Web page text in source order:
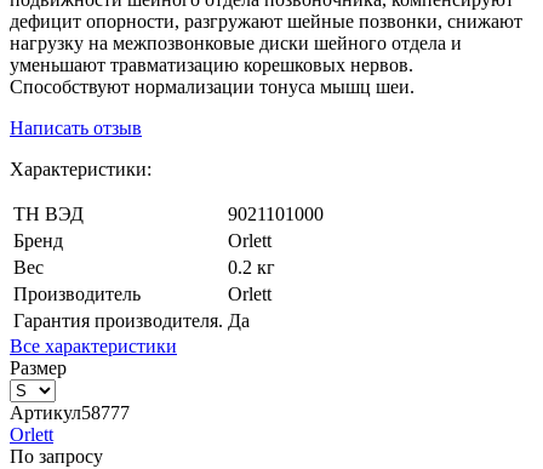
дефицит опорности, разгружают шейные позвонки, снижают
нагрузку на межпозвонковые диски шейного отдела и
уменьшают травматизацию корешковых нервов.
Способствуют нормализации тонуса мышц шеи.
Написать отзыв
Характеристики:
ТН ВЭД
9021101000
Бренд
Orlett
Вес
0.2 кг
Производитель
Orlett
Гарантия производителя. Да
Все характеристики
Размер
Артикул58777
Orlett
По запросу